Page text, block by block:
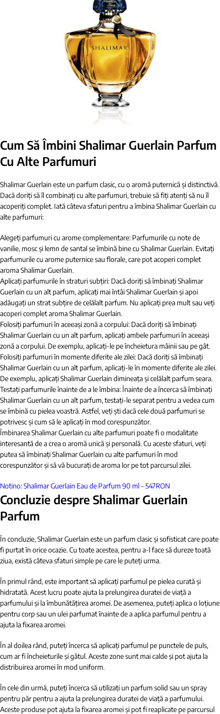
Cum Să Îmbini Shalimar Guerlain Parfum
Cu Alte Parfumuri
Shalimar Guerlain este un parfum clasic, cu o aromă puternică și distinctivă.
Dacă doriți să îl combinați cu alte parfumuri, trebuie să fiți atenți să nu îl
acoperiți complet. Iată câteva sfaturi pentru a îmbina Shalimar Guerlain cu
alte parfumuri:
Alegeți parfumuri cu arome complementare: Parfumurile cu note de
vanilie, mosc și lemn de santal se îmbină bine cu Shalimar Guerlain. Evitați
parfumurile cu arome puternice sau florale, care pot acoperi complet
aroma Shalimar Guerlain.
Aplicați parfumurile în straturi subțiri: Dacă doriți să îmbinați Shalimar
Guerlain cu un alt parfum, aplicați mai întâi Shalimar Guerlain și apoi
adăugați un strat subțire de celălalt parfum. Nu aplicați prea mult sau veți
acoperi complet aroma Shalimar Guerlain.
Folosiți parfumuri în aceeași zonă a corpului: Dacă doriți să îmbinați
Shalimar Guerlain cu un alt parfum, aplicați ambele parfumuri în aceeași
zonă a corpului. De exemplu, aplicați-le pe încheietura mâinii sau pe gât.
Folosiți parfumuri în momente diferite ale zilei: Dacă doriți să îmbinați
Shalimar Guerlain cu un alt parfum, aplicați-le în momente diferite ale zilei.
De exemplu, aplicați Shalimar Guerlain dimineața și celălalt parfum seara.
Testați parfumurile înainte de a le îmbina: Înainte de a încerca să îmbinați
Shalimar Guerlain cu un alt parfum, testați-le separat pentru a vedea cum
se îmbină cu pielea voastră. Astfel, veți ști dacă cele două parfumuri se
potrivesc și cum să le aplicați în mod corespunzător.
Îmbinarea Shalimar Guerlain cu alte parfumuri poate fi o modalitate
interesantă de a crea o aromă unică și personală. Cu aceste sfaturi, veți
putea să îmbinați Shalimar Guerlain cu alte parfumuri în mod
corespunzător și să vă bucurați de aroma lor pe tot parcursul zilei.
Notino: Shalimar Guerlain Eau de Parfum 90 ml – 547RON
Concluzie despre Shalimar Guerlain
Parfum
În concluzie, Shalimar Guerlain este un parfum clasic și sofisticat care poate
fi purtat în orice ocazie. Cu toate acestea, pentru a-l face să dureze toată
ziua, există câteva sfaturi simple pe care le puteți urma.
În primul rând, este important să aplicați parfumul pe pielea curată și
hidratată. Acest lucru poate ajuta la prelungirea duratei de viață a
parfumului și la îmbunătățirea aromei. De asemenea, puteți aplica o loțiune
pentru corp sau un ulei parfumat înainte de a aplica parfumul pentru a
ajuta la fixarea aromei.
În al doilea rând, puteți încerca să aplicați parfumul pe punctele de puls,
cum ar fi încheieturile și gâtul. Aceste zone sunt mai calde și pot ajuta la
distribuirea aromei în mod uniform.
În cele din urmă, puteți încerca să utilizați un parfum solid sau un spray
pentru păr pentru a ajuta la prelungirea duratei de viață a parfumului.
Aceste produse pot ajuta la fixarea aromei și pot fi reaplicate pe parcursul